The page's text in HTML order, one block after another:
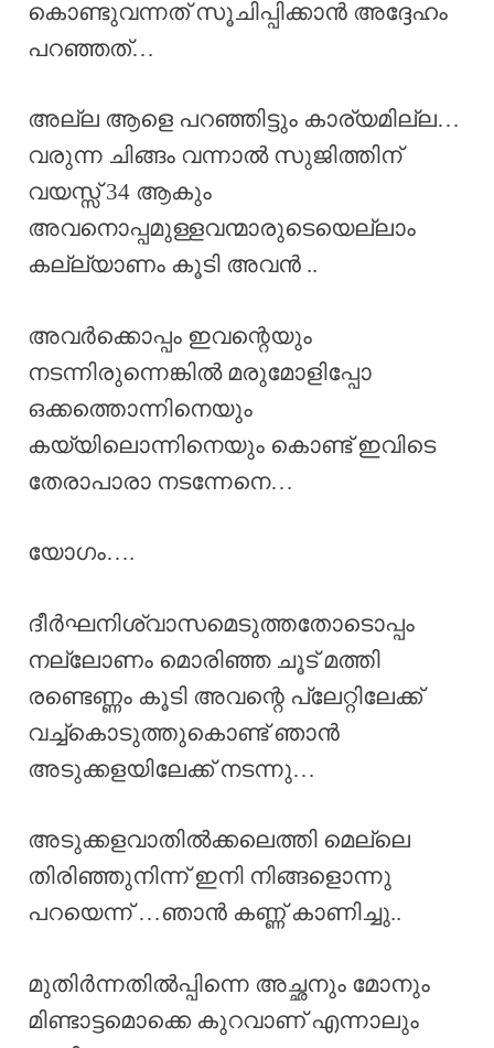
കൊണ്ടുവന്നത് സൂചിപ്പിക്കാൻ അദ്ദേഹം
പറഞ്ഞത്…
അല്ല ആളെ പറഞ്ഞിട്ടും കാര്യമില്ല…
വരുന്ന ചിങ്ങം വന്നാൽ സുജിത്തിന്
വയസ്സ് 34 ആകും
അവനൊപ്പമുള്ളവന്മാരുടെയെല്ലാം
കല്ല്യാണം കൂടി അവൻ ..
അവർക്കൊപ്പം ഇവന്റെയും
നടന്നിരുന്നെങ്കിൽ മരുമോളിപ്പോ
ഒക്കത്തൊന്നിനെയും
കയ്യിലൊന്നിനെയും കൊണ്ട് ഇവിടെ
തേരാപാരാ നടന്നേനെ…
യോഗം….
ദീർഘനിശ്വാസമെടുത്തതോടൊപ്പം
നല്ലോണം മൊരിഞ്ഞ ചൂട് മത്തി
രണ്ടെണ്ണം കൂടി അവന്റെ പ്ലേറ്റിലേക്ക്
വച്ച്കൊടുത്തുകൊണ്ട് ഞാൻ
അടുക്കളയിലേക്ക് നടന്നു…
അടുക്കളവാതിൽക്കലെത്തി മെല്ലെ
തിരിഞ്ഞുനിന്ന് ഇനി നിങ്ങളൊന്നു
പറയെന്ന് …ഞാൻ കണ്ണ് കാണിച്ചു..
മുതിർന്നതിൽപ്പിന്നെ അച്ഛനും മോനും
മിണ്ടാട്ടമൊക്കെ കുറവാണ് എന്നാലും